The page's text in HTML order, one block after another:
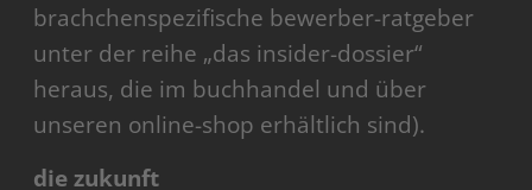
brachchenspezifische bewerber-ratgeber
unter der reihe „das insider-dossier“
heraus, die im buchhandel und über
unseren online-shop erhältlich sind).
die zukunft